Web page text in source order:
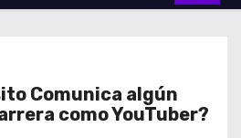
Comunica algún
como YouTuber?